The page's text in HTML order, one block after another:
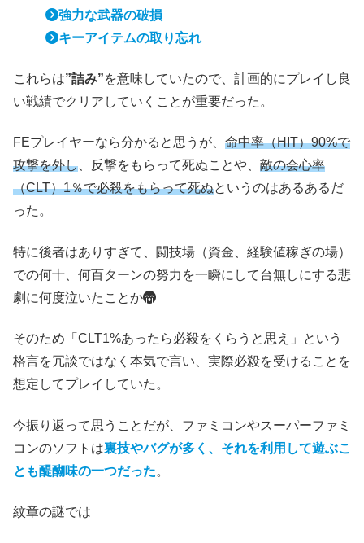
強力な武器の破損
キーアイテムの取り忘れ
これらは”詰み”を意味していたので、計画的にプレイし良
い戦績でクリアしていくことが重要だった。
FEプレイヤーなら分かると思うが、 命中率（HIT）90%で
攻撃を外し 、反撃をもらって死ぬことや、 敵の会心率
（CLT）1％で必殺をもらって死ぬというのはあるあるだ
った。
特に後者はありすぎて、闘技場（資金、経験値稼ぎの場）
での何十、何百ターンの努力を一瞬にして台無しにする悲
劇に何度泣いたことか
そのため「CLT1%あったら必殺をくらうと思え」という
格言を冗談ではなく本気で言い、実際必殺を受けることを
想定してプレイしていた。
今振り返って思うことだが、ファミコンやスーパーファミ
コンのソフトは裏技やバグが多く、それを利用して遊ぶこ
とも醍醐味の一つだった。
紋章の謎では